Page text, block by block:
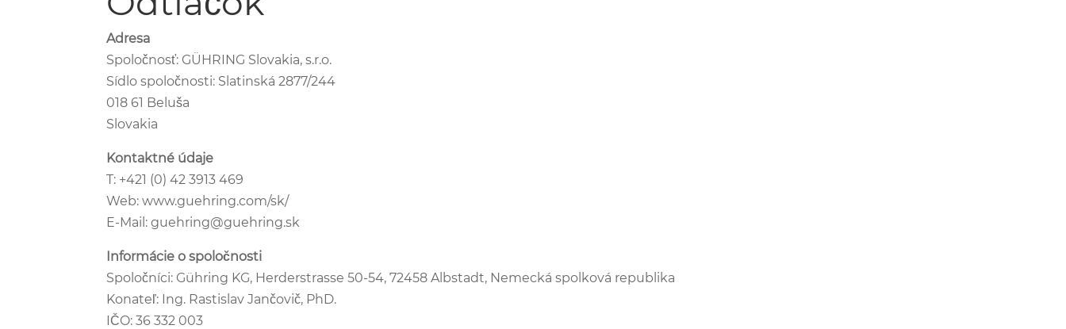
Adresa
Spoločnosť: GÜHRING Slovakia, s.r.o.
Sídlo spoločnosti: Slatinská 2877/244
018 61 Beluša
Slovakia
Kontaktné údaje
T: +421 (0) 42 3913 469
Web: www.guehring.com/sk/
E-Mail: guehring@guehring.sk
Informácie o spoločnosti
Spoločníci: Gühring KG, Herderstrasse 50-54, 72458 Albstadt, Nemecká spolková republika
Konateľ: Ing. Rastislav Jančovič, PhD.
IČO: 36 332 003